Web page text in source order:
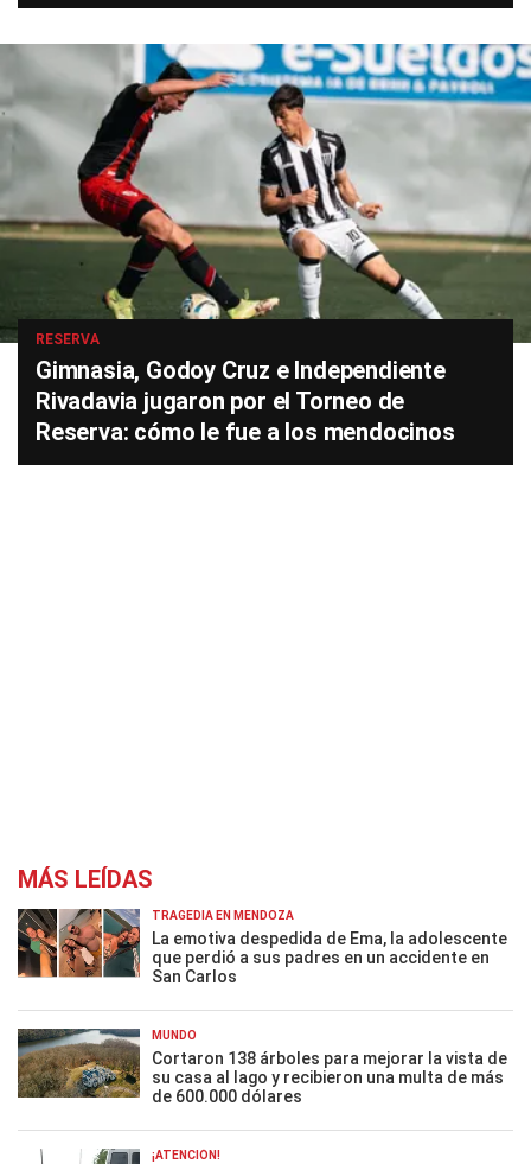
RESERVA
Gimnasia, Godoy Cruz e Independiente
Rivadavia jugaron por el Torneo de
Reserva: cómo le fue a los mendocinos
MÁS LEÍDAS
TRAGEDIA EN MENDOZA
La emotiva despedida de Ema, la adolescente
que perdió a sus padres en un accidente en
San Carlos
MUNDO
Cortaron 138 árboles para mejorar la vista de
su casa al lago y recibieron una multa de más
de 600.000 dólares
¡ATENCIÓN!